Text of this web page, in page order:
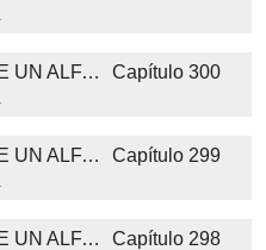
EMBARAZADA DE UN ALFA POR ACCIDENTE Capítulo 300
EMBARAZADA DE UN ALFA POR ACCIDENTE Capítulo 299
EMBARAZADA DE UN ALFA POR ACCIDENTE Capítulo 298